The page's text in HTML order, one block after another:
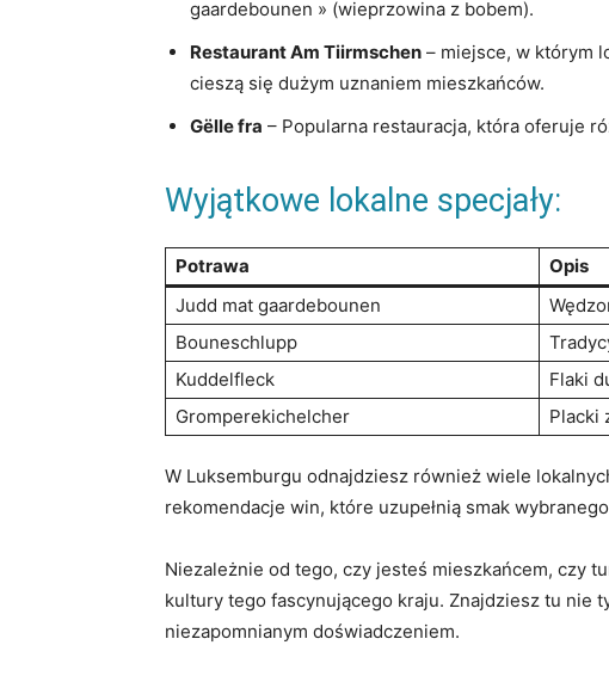
⁤gaardebounen » (wieprzowina ⁤z⁤ bobem).
Restaurant Am Tiirmschen – miejsce, w ‌którym
cieszą‌ się dużym uznaniem mieszkańców.
Gëlle fra – Popularna ⁢restauracja, która oferuje
Wyjątkowe ​lokalne specjały:
Potrawa
Opis
Judd mat gaardebounen
Bouneschlupp
Kuddelfleck
Flaki
Gromperekichelcher
Placki​
W Luksemburgu odnajdziesz ‍również‍ wiele
rekomendacje win, które uzupełnią smak
Niezależnie od tego, czy⁤ jesteś⁤ mieszkańcem, czy
kultury⁣ tego fascynującego kraju.‍ Znajdziesz tu nie
niezapomnianym⁢ doświadczeniem.